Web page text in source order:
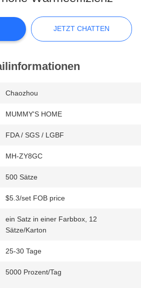
JETZT CHATTEN
Chaozhou
MUMMY'S HOME
FDA / SGS / LGBF
MH-ZY8GC
500 Sätze
$5.3/set FOB price
ein Satz in einer Farbbox, 12
Sätze/Karton
25-30 Tage
5000 Prozent/Tag